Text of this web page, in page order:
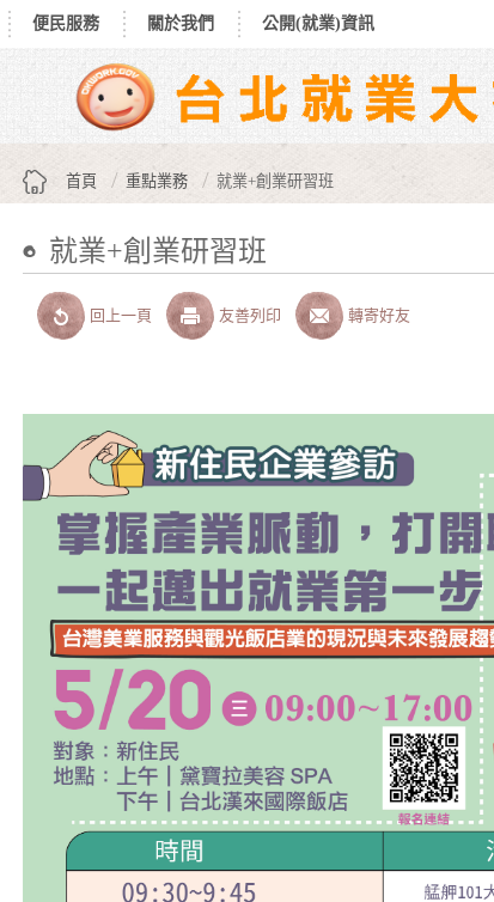
便民服務 關於我們 公開(就業)資訊
首頁 重點業務 就業+創業研習班
就業+創業研習班
回上一頁 友善列印 轉寄好友